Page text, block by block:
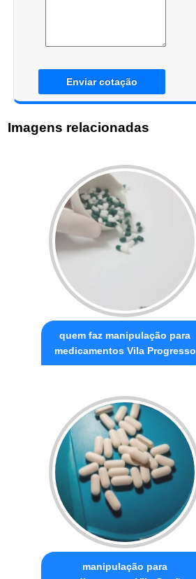
Enviar cotação
Imagens relacionadas
quem faz manipulação para
medicamentos Vila Progresso
manipulação para